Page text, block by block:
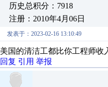
历史总积分：7918
注册：2010年4月06日
发表于：2023-02-16 13:10:49
美国的清洁工都比你工程师
回复 引用 举报